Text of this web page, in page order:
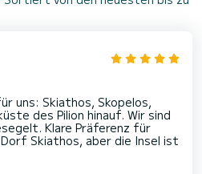
uns: Skiathos, Skopelos,
des Pilion hinauf. Wir sind
Klare Präferenz für
Skiathos, aber die Insel ist